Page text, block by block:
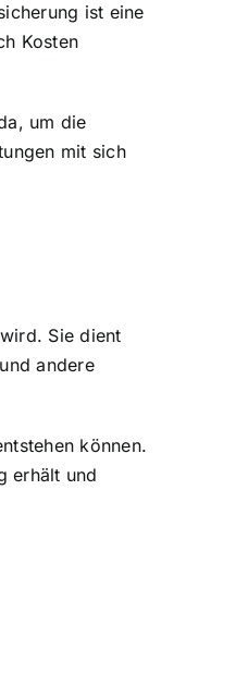
ist eine
Kosten
um die
mit sich
Sie dient
andere
können.
erhält und